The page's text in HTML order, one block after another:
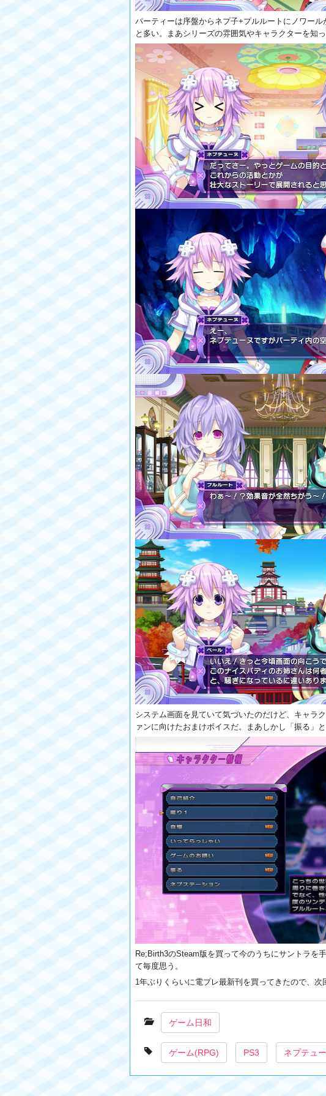
パーティーは序盤からネプ子+プルルートにノワー
と多い。まあシリーズの雰囲気やキャラクターを知
システム画面を見ていて気づいたのだけど、キャラ
ァンに向けたおまけボイスだ。まあしかし「振る」
Re;Birth3のSteam版を買って今のうちにサントラを
て毎度思う。
1年ぶりくらいに電プレ最新刊を買ってきたので、次
ゲーム日和
ゲーム(RPG) PS3 ネプテュ